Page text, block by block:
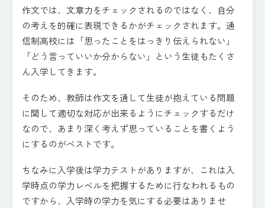
作文では、文章力をチェックされるのではなく、自分
の考えを的確に表現できるかがチェックされます。通
信制高校には「思ったことをはっきり伝えられない」
「どう言っていいか分からない」という生徒もたくさ
ん入学してきます。
そのため、教師は作文を通して生徒が抱えている問題
に関して適切な対応が出来るようにチェックするだけ
なので、あまり深く考えず思っていることを書くよう
にするのがベストです。
ちなみに入学後は学力テストがありますが、これは入
学時点の学力レベルを把握するために行なわれるもの
ですから、入学時の学力を気にする必要はありませ